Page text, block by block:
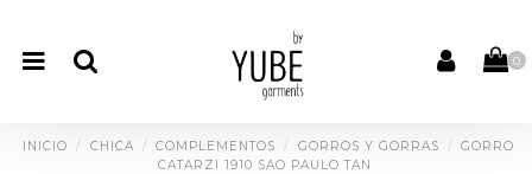
0
INICIO CHICA COMPLEMENTOS GORROS Y GORRAS
GORRO
CATARZI 1910 SAO PAULO TAN